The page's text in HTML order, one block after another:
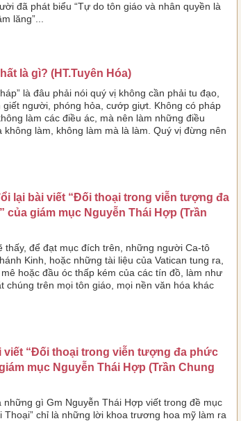
đã phát biểu “Tự do tôn giáo và nhân quyền là
lăng”...
là gì? (HT.Tuyên Hóa)
là đâu phải nói quý vị không cần phải tu đạo,
giết người, phóng hỏa, cướp giựt. Không có pháp
làm các điều ác, mà nên làm những điều
không làm, không làm mà là làm. Quý vị đừng nên
lại bài viết “Đối thoại trong viễn tượng đa
của giám mục Nguyễn Thái Hợp (Trần
thấy, để đạt mục đích trên, những người Ca-tô
Kinh, hoặc những tài liệu của Vatican tung ra,
hoặc đầu óc thấp kém của các tín đồ, làm như
chúng trên mọi tôn giáo, mọi nền văn hóa khác
viết “Đối thoại trong viễn tượng đa phức
mục Nguyễn Thái Hợp (Trần Chung
những gì Gm Nguyễn Thái Hợp viết trong đề mục
Thoại” chỉ là những lời khoa trương hoa mỹ làm ra